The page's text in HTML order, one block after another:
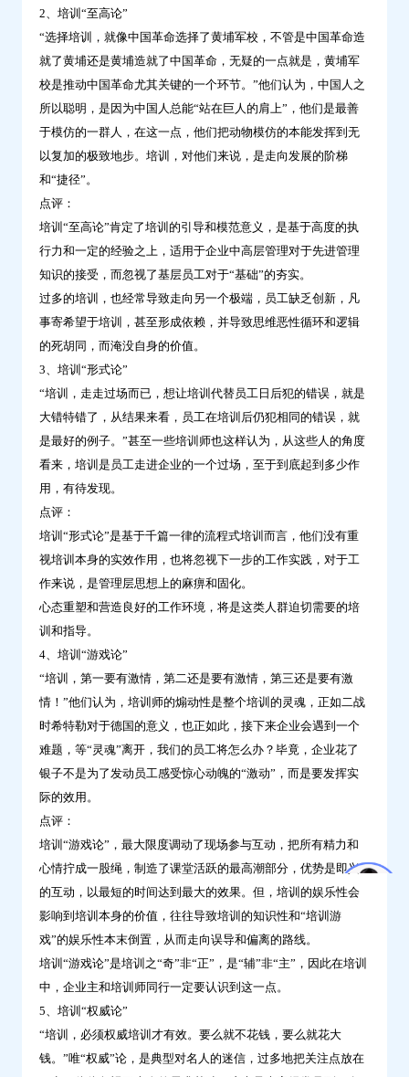
2、培训“至高论”
“选择培训，就像中国革命选择了黄埔军校，不管是中国革命造
就了黄埔还是黄埔造就了中国革命，无疑的一点就是，黄埔军
校是推动中国革命尤其关键的一个环节。”他们认为，中国人之
所以聪明，是因为中国人总能“站在巨人的肩上”，他们是最善
于模仿的一群人，在这一点，他们把动物模仿的本能发挥到无
以复加的极致地步。培训，对他们来说，是走向发展的阶梯
和“捷径”。
点评：
培训“至高论”肯定了培训的引导和模范意义，是基于高度的执
行力和一定的经验之上，适用于企业中高层管理对于先进管理
知识的接受，而忽视了基层员工对于“基础”的夯实。
过多的培训，也经常导致走向另一个极端，员工缺乏创新，凡
事寄希望于培训，甚至形成依赖，并导致思维恶性循环和逻辑
的死胡同，而淹没自身的价值。
3、培训“形式论”
“培训，走走过场而已，想让培训代替员工日后犯的错误，就是
大错特错了，从结果来看，员工在培训后仍犯相同的错误，就
是最好的例子。”甚至一些培训师也这样认为，从这些人的角度
看来，培训是员工走进企业的一个过场，至于到底起到多少作
用，有待发现。
点评：
培训“形式论”是基于千篇一律的流程式培训而言，他们没有重
视培训本身的实效作用，也将忽视下一步的工作实践，对于工
作来说，是管理层思想上的麻痹和固化。
心态重塑和营造良好的工作环境，将是这类人群迫切需要的培
训和指导。
4、培训“游戏论”
“培训，第一要有激情，第二还是要有激情，第三还是要有激
情！”他们认为，培训师的煽动性是整个培训的灵魂，正如二战
时希特勒对于德国的意义，也正如此，接下来企业会遇到一个
难题，等“灵魂”离开，我们的员工将怎么办？毕竟，企业花了
银子不是为了发动员工感受惊心动魄的“激动”，而是要发挥实
际的效用。
点评：
培训“游戏论”，最大限度调动了现场参与互动，把所有精力和
心情拧成一股绳，制造了课堂活跃的最高潮部分，优势是即兴
的互动，以最短的时间达到最大的效果。但，培训的娱乐性会
影响到培训本身的价值，往往导致培训的知识性和“培训游
戏”的娱乐性本末倒置，从而走向误导和偏离的路线。
培训“游戏论”是培训之“奇”非“正”，是“辅”非“主”，因此在培训
中，企业主和培训师同行一定要认识到这一点。
5、培训“权威论”
“培训，必须权威培训才有效。要么就不花钱，要么就花大
钱。”唯“权威”论，是典型对名人的迷信，过多地把关注点放在